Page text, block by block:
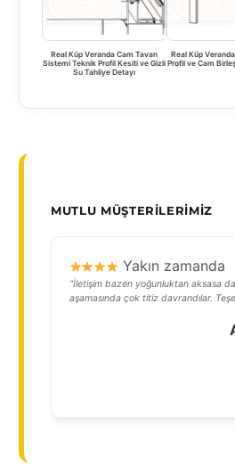
Real Küp Veranda Cam Tavan
Sistemi Teknik Profil Kesiti ve Gizli
Su Tahliye Detayı
Real Küp Veranda
Profil ve Cam
MUTLU MÜŞTERILERIMIZ
Yakın zamanda
“İletişim bazen yoğunluktan aksasa
aşamasında çok titiz davrandılar.